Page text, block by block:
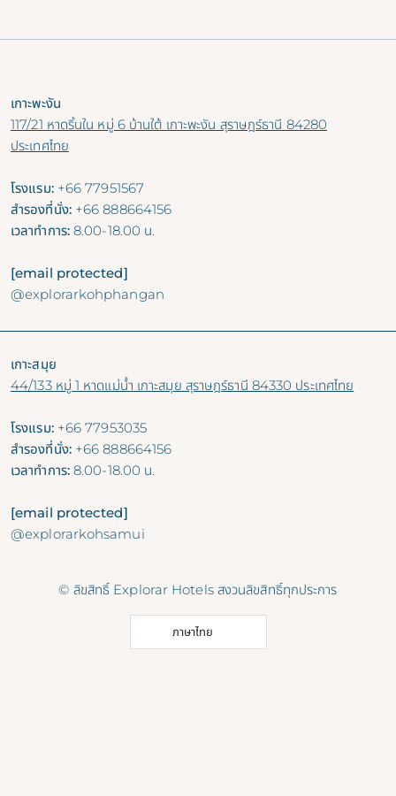
เกาะพะงัน
117/21 หาดริ้นใน หมู่ 6 บ้านใต้ เกาะพะงัน สุราษฎร์ธานี 84280
ประเทศไทย
โรงแรม: +66 77951567
สำรองที่นั่ง: +66 888664156
เวลาทำการ:8.00-18.00 น.
[email protected]
@explorarkohphangan
เกาะสมุย
44/133 หมู่ 1 หาดแม่น้ำ เกาะสมุย สุราษฎร์ธานี 84330 ประเทศไทย
โรงแรม: +66 77953035
สำรองที่นั่ง: +66 888664156
เวลาทำการ:8.00-18.00 น.
[email protected]
@explorarkohsamui
© ลิขสิทธิ์ Explorar Hotels สงวนลิขสิทธิ์ทุกประการ
ภาษาไทย